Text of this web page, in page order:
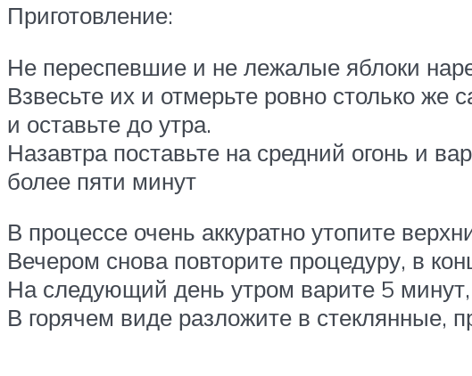
Приготовление:
Не переспевшие и не лежалые яблоки
Взвесьте их и отмерьте ровно столько
и оставьте до утра.
Назавтра поставьте на средний огонь и
более пяти минут
В процессе очень аккуратно утопите
Вечером снова повторите процедуру, в
На следующий день утром варите 5
В горячем виде разложите в стеклянные,